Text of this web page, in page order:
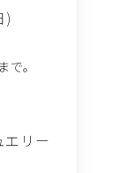
)
。
エリー